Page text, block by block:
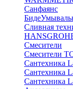
Санфаянс
Биде
Сливная
Смесители
Смесители
Сантехника
Сантехника
Сантехника